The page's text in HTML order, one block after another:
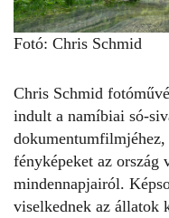
Fotó: Chris Schmid
Chris Schmid
indult a namíbiai só-
fényképeket az ország
mindennapjairól.
viselkednek az állatok